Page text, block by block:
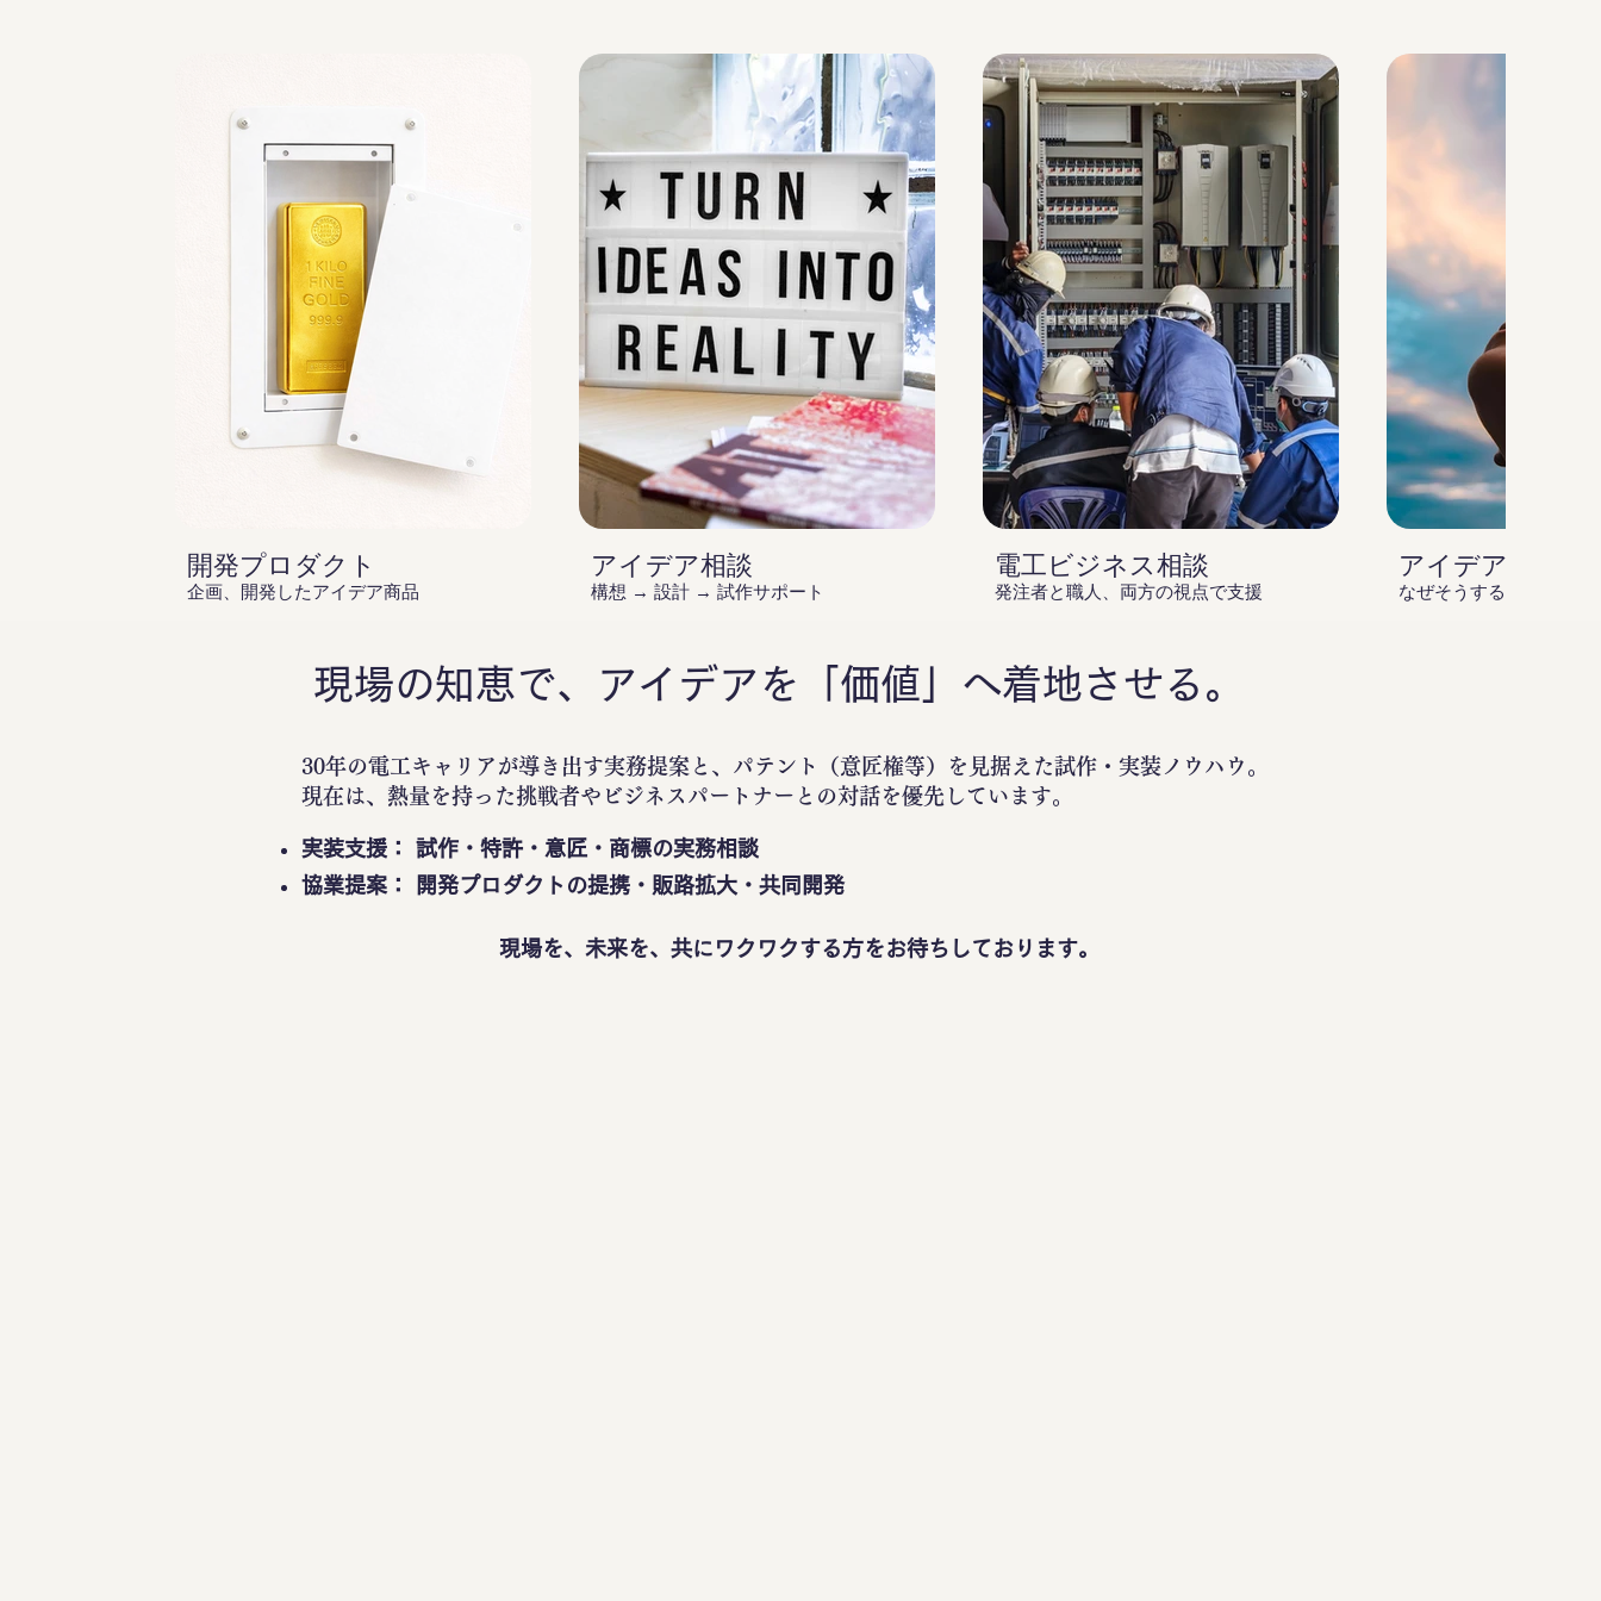
開発プロダクト
企画、開発したアイデア商品
アイデア相談
構想 → 設計 → 試作サポート
電工ビジネス相談
発注者と職人、両方の視点で支援
アイデア庵の思
なぜそうするのか？を伝
現場の知恵で、アイデアを「価値」へ着地させる。
30年の電工キャリアが導き出す実務提案と、パテント（意匠権等）を見据えた試作・実装ノウハウ。
現在は、熱量を持った挑戦者やビジネスパートナーとの対話を優先しています。
実装支援： 試作・特許・意匠・商標の実務相談
協業提案： 開発プロダクトの提携・販路拡大・共同開発
現場を、未来を、共にワクワクする方をお待ちしております。